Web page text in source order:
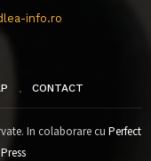
info.ro
CONTACT
In colaborare cu Perfect